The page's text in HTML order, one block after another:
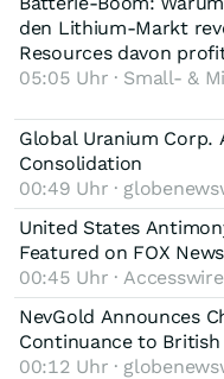
den Lithium-Markt
Resources davon
05:05 Uhr · Small- &
Global Uranium Corp.
Consolidation
00:49 Uhr ·
United States
Featured on FOX
00:45 Uhr · Accesswire
NevGold Announces
Continuance to British
00:12 Uhr ·